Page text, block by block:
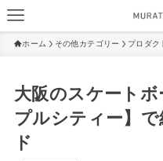
ホーム その他カテゴリー プロダク
大阪のスケート
プルシティー】
ド